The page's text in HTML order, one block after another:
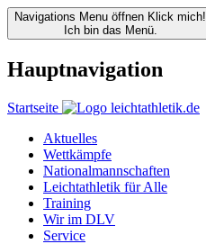
Navigations Menu öffnen Klick mich!
Ich bin das Menü.
Hauptnavigation
Startseite
Aktuelles
Wettkämpfe
Nationalmannschaften
Leichtathletik für Alle
Training
Wir im DLV
Service